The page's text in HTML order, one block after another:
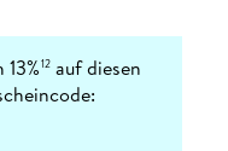
12 auf diesen